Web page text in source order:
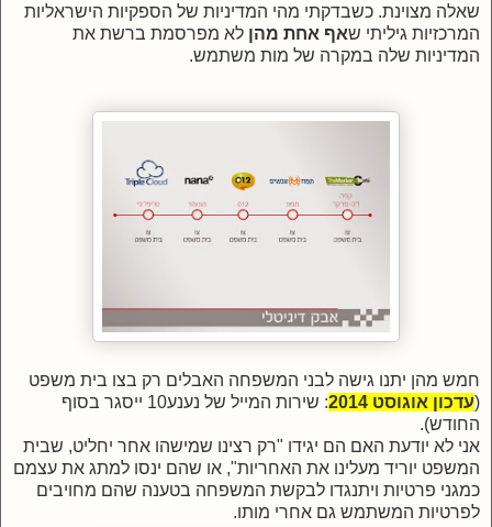
שאלה מצוינת. כשבדקתי מהי המדיניות של הספקיות הישראליות
המרכזיות גיליתי שאף אחת מהן לא מפרסמת ברשת את
המדיניות שלה במקרה של מות משתמש.
חמש מהן יתנו גישה לבני המשפחה האבלים רק בצו בית משפט
(עדכון אוגוסט 2014
: שירות המייל של נענע10 ייסגר בסוף
החודש).
אני לא יודעת האם הם יגידו "רק רצינו שמישהו אחר יחליט, שבית
המשפט יוריד מעלינו את האחריות", או שהם ינסו למתג את עצמם
כמגני פרטיות ויתנגדו לבקשת המשפחה בטענה שהם מחויבים
לפרטיות המשתמש גם אחרי מותו.